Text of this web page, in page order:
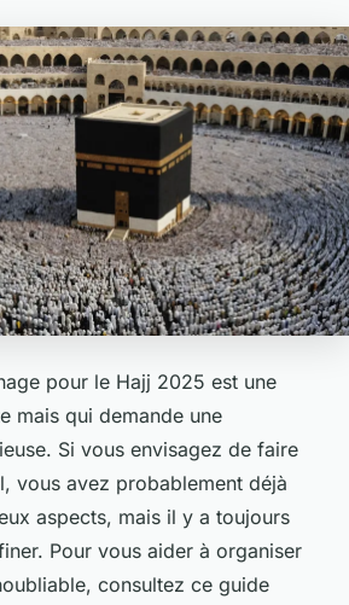
pour le Hajj 2025 est une
mais qui demande une
Si vous envisagez de faire
vous avez probablement déjà
aspects, mais il y a toujours
Pour vous aider à organiser
consultez ce guide